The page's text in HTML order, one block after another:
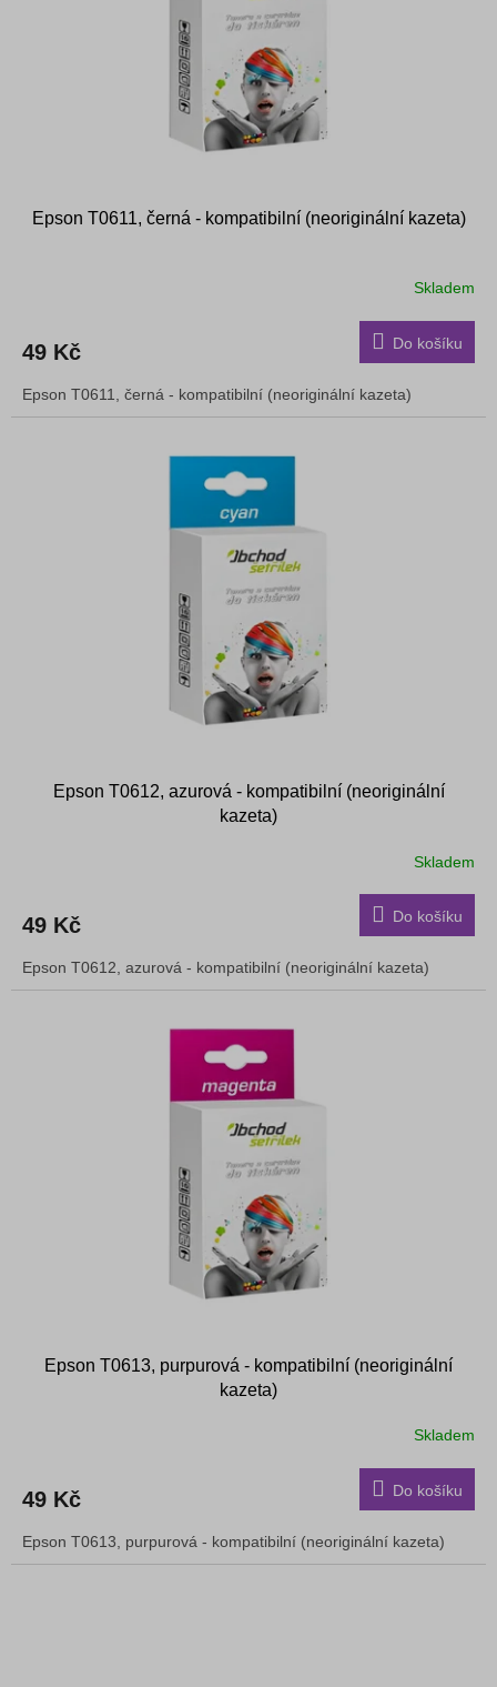
Epson T0611, černá - kompatibilní (neoriginální kazeta)
Skladem
49 Kč Do košíku
Epson T0611, černá - kompatibilní (neoriginální kazeta)
Epson T0612, azurová - kompatibilní (neoriginální
kazeta)
Skladem
49 Kč Do košíku
Epson T0612, azurová - kompatibilní (neoriginální kazeta)
Epson T0613, purpurová - kompatibilní (neoriginální
kazeta)
Skladem
49 Kč Do košíku
Epson T0613, purpurová - kompatibilní (neoriginální kazeta)